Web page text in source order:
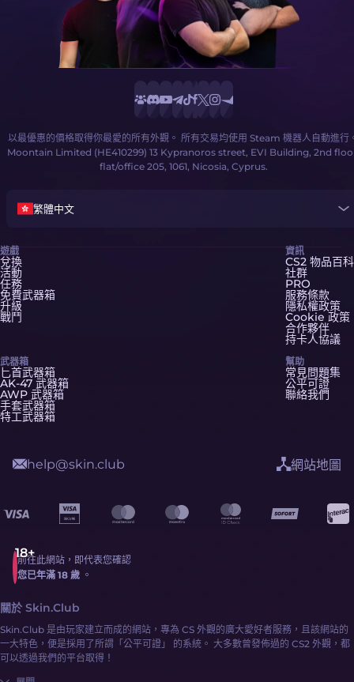
以最優惠的價格取得你最愛的所有外觀。 所有交易均使用 Steam 機器人自動進行
Moontain Limited (HE410299) 13 Kypranoros street, EVI Building, 2nd
flat/office 205, 1061, Nicosia, Cyprus.
繁體中文
遊戲
兌換
活動
任務
免費武器箱
升級
戰鬥
武器箱
匕首武器箱
AK-47 武器箱
AWP 武器箱
手套武器箱
特工武器箱
資訊
CS2 物品百科
社群
PRO
服務條款
隱私權政策
Cookie 政策
合作夥伴
持卡人協議
幫助
常見問題集
公平可證
聯絡我們
前往此網站，即代表您確認
您已年滿 18 歲 。
help@skin.club 網站地圖
關於 Skin.Club
Skin.Club 是由玩家建立而成的網站，專為 CS 外觀的廣大愛好者服務，且該網站的
一大特色，便是採用了所謂「公平可證」 的系統。 大多數曾發佈過的 CS2 外觀，都
可以透過我們的平台取得！